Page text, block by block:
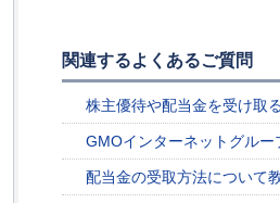
関連するよくあるご質問
株主優待や配当金を受け取
GMOインターネットグルー
配当金の受取方法について